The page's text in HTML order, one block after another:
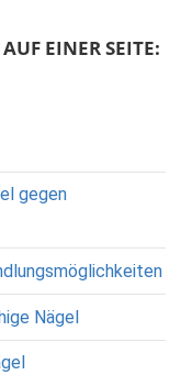
EINER SEITE:
gegen
Nägel